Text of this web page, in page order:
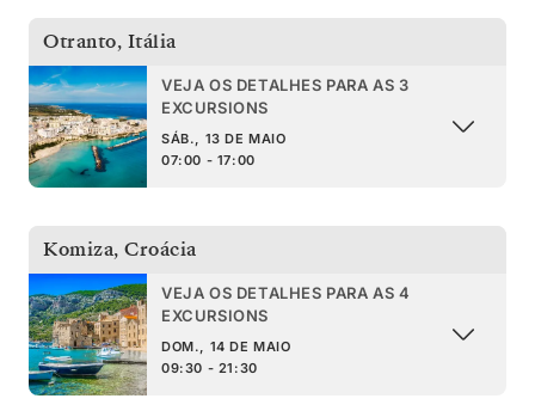
Otranto, Itália
VEJA OS DETALHES PARA AS 3
EXCURSIONS
SÁB., 13 DE MAIO
07:00 - 17:00
Komiza, Croácia
VEJA OS DETALHES PARA AS 4
EXCURSIONS
DOM., 14 DE MAIO
09:30 - 21:30